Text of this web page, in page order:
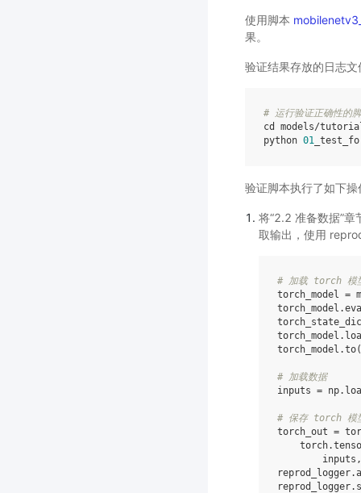
使用脚本
果。
验证结果存放的日志文
# 运行验证正确性的
cd
models/
python 01
验证脚本执行了如下操
将“2.2 准备数据”
取输出，使用
# 加载 torch 模
torch_model
=
torch_model .
torch_model .
torch_model .to(
# 加载数据
inputs = np.
# 保存 torch 模
torch_out =
torch.
inputs ,
reprod_logger.
reprod_logger.